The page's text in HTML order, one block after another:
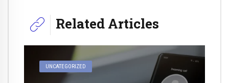
Related Articles
UNCATEGORIZED